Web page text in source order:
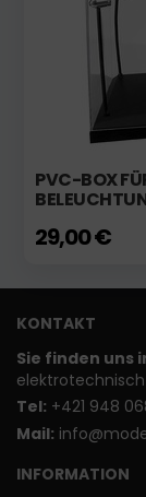
PVC-BOX
29,00 €
KONTAKT
Sie finden uns
Tel: +421 948
Mail:
INFORMATION